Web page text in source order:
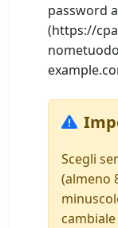
password
(https://
Scegli
(almeno